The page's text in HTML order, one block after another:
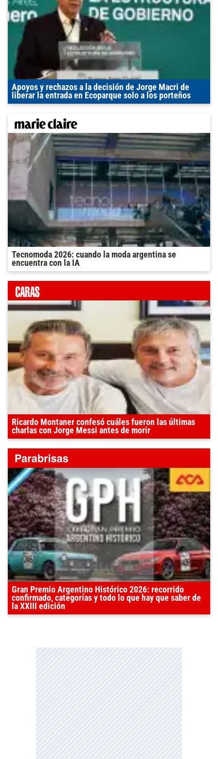
Apoyos y rechazos a la decisión de Jorge Macri de
liberar la entrada en Ecoparque solo a los porteños
Tecnomoda 2026: cuando la moda argentina se
encuentra con la IA
Ricardo Montaner confesó cuáles fueron las últimas
charlas con Jorge Messi antes de morir
Gran Premio Argentino Histórico 2026: recorrido
confirmado, categorías y todo lo que hay que saber de
la XXIII edición